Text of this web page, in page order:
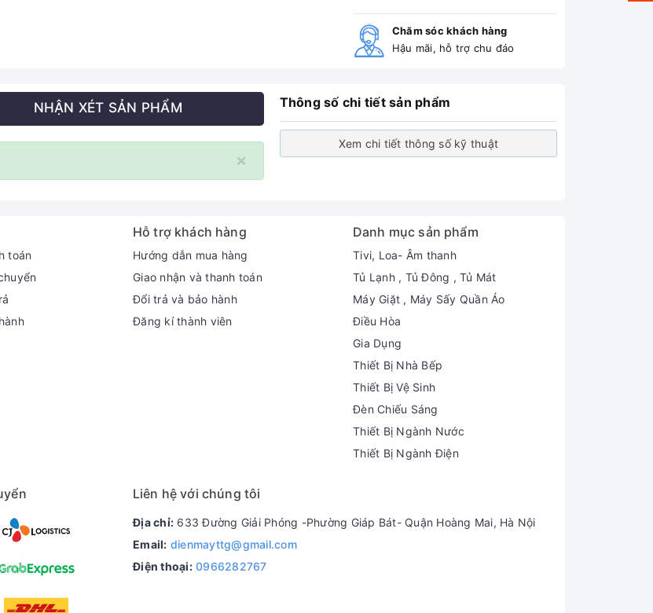
Chăm sóc khách hàng
Hậu mãi, hỗ trợ chu đáo
NHẬN XÉT SẢN PHẨM
×
Thông số chi tiết sản phẩm
Xem chi tiết thông số kỹ thuật
toán
Hỗ trợ khách hàng
Hướng dẫn mua hàng
Giao nhận và thanh toán
Đổi trả và bảo hành
Đăng kí thành viên
Danh mục sản phẩm
Tivi, Loa- Âm thanh
Tủ Lạnh , Tủ Đông , Tủ Mát
Máy Giặt , Máy Sấy Quần Áo
Điều Hòa
Gia Dụng
Thiết Bị Nhà Bếp
Thiết Bị Vệ Sinh
Đèn Chiếu Sáng
Thiết Bị Ngành Nước
Thiết Bị Ngành Điện
Liên hệ với chúng tôi
Địa chỉ: 633 Đường Giải Phóng -Phường Giáp Bát- Quận Hoàng Mai, Hà Nội
Email: dienmayttg@gmail.com
Điện thoại: 0966282767